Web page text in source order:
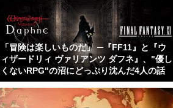
「冒険は楽しいものだ」 ─『FF11』と『ウ
ィザードリィ ヴァリアンツ ダフネ』、"優し
くないRPG"の沼にどっぷり沈んだ4人の話